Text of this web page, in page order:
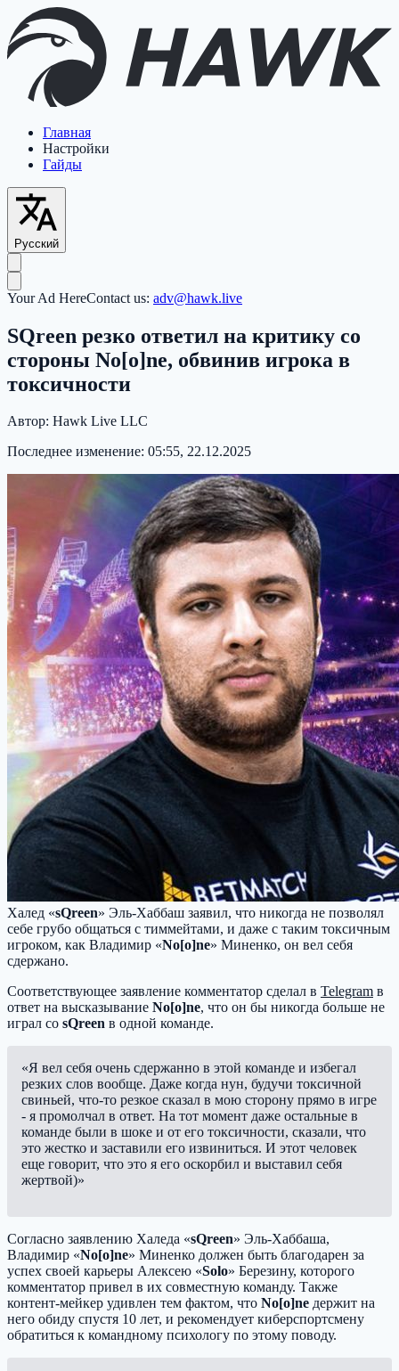
Главная
Настройки
Гайды
Русский
Your Ad HereContact us: adv@hawk.live
SQreen резко ответил на критику со
стороны No[o]ne, обвинив игрока в
токсичности
Автор: Hawk Live LLC
Последнее изменение: 05:55, 22.12.2025
Халед «sQreen» Эль-Хаббаш заявил, что никогда не позволял
себе грубо общаться с тиммейтами, и даже с таким токсичным
игроком, как Владимир «No[o]ne» Миненко, он вел себя
сдержано.
Соответствующее заявление комментатор сделал в Telegram в
ответ на высказывание No[o]ne, что он бы никогда больше не
играл со sQreen в одной команде.
«Я вел себя очень сдержанно в этой команде и избегал
резких слов вообще. Даже когда нун, будучи токсичной
свиньей, что-то резкое сказал в мою сторону прямо в игре
- я промолчал в ответ. На тот момент даже остальные в
команде были в шоке и от его токсичности, сказали, что
это жестко и заставили его извиниться. И этот человек
еще говорит, что это я его оскорбил и выставил себя
жертвой)»
Согласно заявлению Халеда «sQreen» Эль-Хаббаша,
Владимир «No[o]ne» Миненко должен быть благодарен за
успех своей карьеры Алексею «Solo» Березину, которого
комментатор привел в их совместную команду. Также
контент-мейкер удивлен тем фактом, что No[o]ne держит на
него обиду спустя 10 лет, и рекомендует киберспортсмену
обратиться к командному психологу по этому поводу.